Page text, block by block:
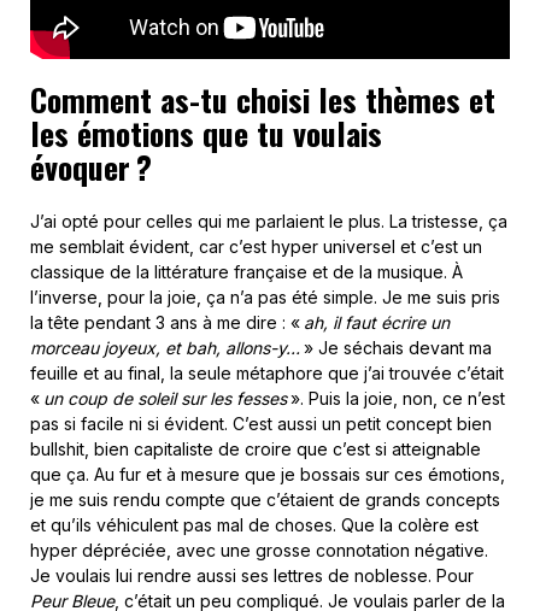
Comment as-tu choisi les thèmes et
les émotions que tu voulais
évoquer ?
J’ai opté pour celles qui me parlaient le plus. La tristesse, ça
me semblait évident, car c’est hyper universel et c’est un
classique de la littérature française et de la musique. À
l’inverse, pour la joie, ça n’a pas été simple. Je me suis pris
la tête pendant 3 ans à me dire : « ah, il faut écrire un
morceau joyeux, et bah, allons-y…» Je séchais devant ma
feuille et au final, la seule métaphore que j’ai trouvée c’était
« un coup de soleil sur les fesses». Puis la joie, non, ce n’est
pas si facile ni si évident. C’est aussi un petit concept bien
bullshit, bien capitaliste de croire que c’est si atteignable
que ça. Au fur et à mesure que je bossais sur ces émotions,
je me suis rendu compte que c’étaient de grands concepts
et qu’ils véhiculent pas mal de choses. Que la colère est
hyper dépréciée, avec une grosse connotation négative.
Je voulais lui rendre aussi ses lettres de noblesse. Pour
Peur Bleue, c’était un peu compliqué. Je voulais parler de la